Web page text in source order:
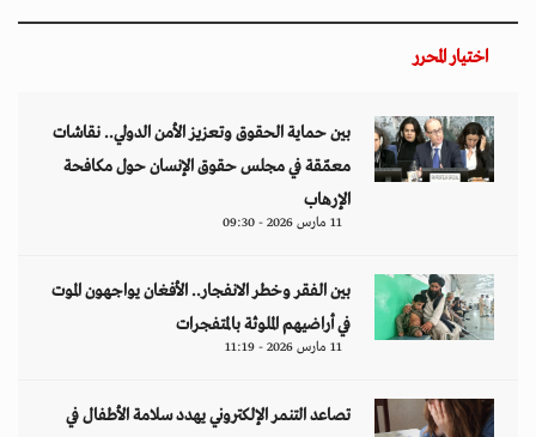
اختيار المحرر
بين حماية الحقوق وتعزيز الأمن الدولي.. نقاشات
معمّقة في مجلس حقوق الإنسان حول مكافحة
الإرهاب
11 مارس 2026 - 09:30
بين الفقر وخطر الانفجار.. الأفغان يواجهون الموت
في أراضيهم الملوثة بالمتفجرات
11 مارس 2026 - 11:19
تصاعد التنمر الإلكتروني يهدد سلامة الأطفال في